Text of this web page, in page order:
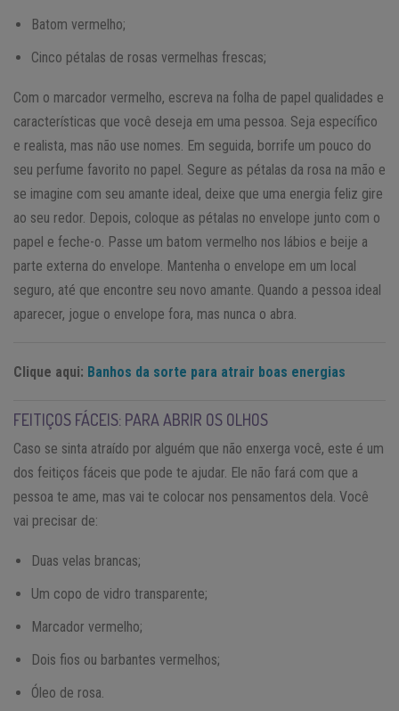
Batom vermelho;
Cinco pétalas de rosas vermelhas frescas;
Com o marcador vermelho, escreva na folha de papel qualidades e
características que você deseja em uma pessoa. Seja específico
e realista, mas não use nomes. Em seguida, borrife um pouco do
seu perfume favorito no papel. Segure as pétalas da rosa na mão e
se imagine com seu amante ideal, deixe que uma energia feliz gire
ao seu redor. Depois, coloque as pétalas no envelope junto com o
papel e feche-o. Passe um batom vermelho nos lábios e beije a
parte externa do envelope. Mantenha o envelope em um local
seguro, até que encontre seu novo amante. Quando a pessoa ideal
aparecer, jogue o envelope fora, mas nunca o abra.
Clique aqui: Banhos da sorte para atrair boas energias
FEITIÇOS FÁCEIS: PARA ABRIR OS OLHOS
Caso se sinta atraído por alguém que não enxerga você, este é um
dos feitiços fáceis que pode te ajudar. Ele não fará com que a
pessoa te ame, mas vai te colocar nos pensamentos dela. Você
vai precisar de:
Duas velas brancas;
Um copo de vidro transparente;
Marcador vermelho;
Dois fios ou barbantes vermelhos;
Óleo de rosa.